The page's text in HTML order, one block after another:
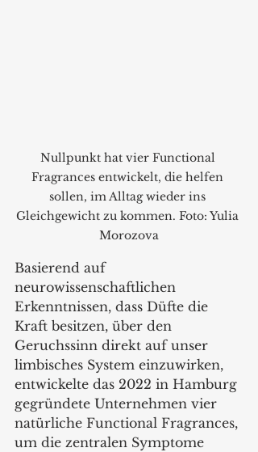
Nullpunkt hat vier Functional
Fragrances entwickelt, die helfen
sollen, im Alltag wieder ins
Gleichgewicht zu kommen. Foto: Yulia
Morozova
Basierend auf
neurowissenschaftlichen
Erkenntnissen, dass Düfte die
Kraft besitzen, über den
Geruchssinn direkt auf unser
limbisches System einzuwirken,
entwickelte das 2022 in Hamburg
gegründete Unternehmen vier
natürliche Functional Fragrances,
um die zentralen Symptome